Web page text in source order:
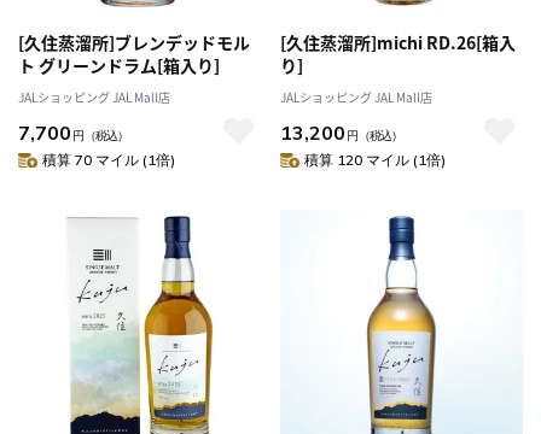
[久住蒸溜所]ブレンデッドモル
ト グリーンドラム[箱入り]
JALショッピング JAL Mall店
7,700 円 （税込）
積算 70 マイル (1倍)
[久住蒸溜所]michi RD.26[箱入
り]
JALショッピング JAL Mall店
13,200 円 （税込）
積算 120 マイル (1倍)